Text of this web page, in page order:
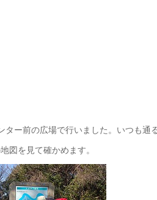
ー前の広場で行いました。いつも通
図を見て確かめます。